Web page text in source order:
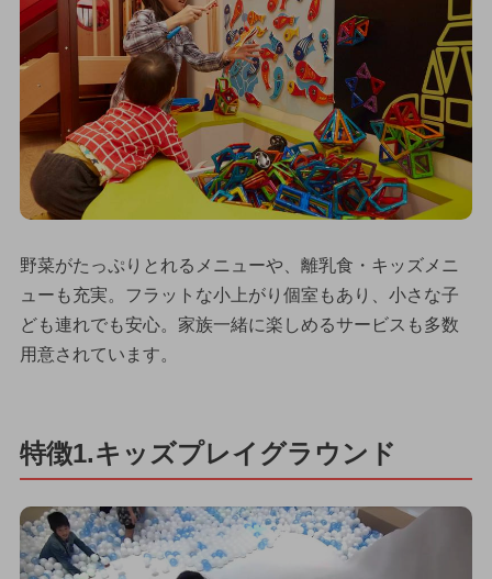
野菜がたっぷりとれるメニューや、離乳食・キッズメニ
ューも充実。フラットな小上がり個室もあり、小さな子
ども連れでも安心。家族一緒に楽しめるサービスも多数
用意されています。
特徴1.キッズプレイグラウンド